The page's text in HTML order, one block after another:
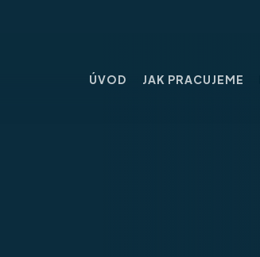
ÚVOD JAK PRACUJEME